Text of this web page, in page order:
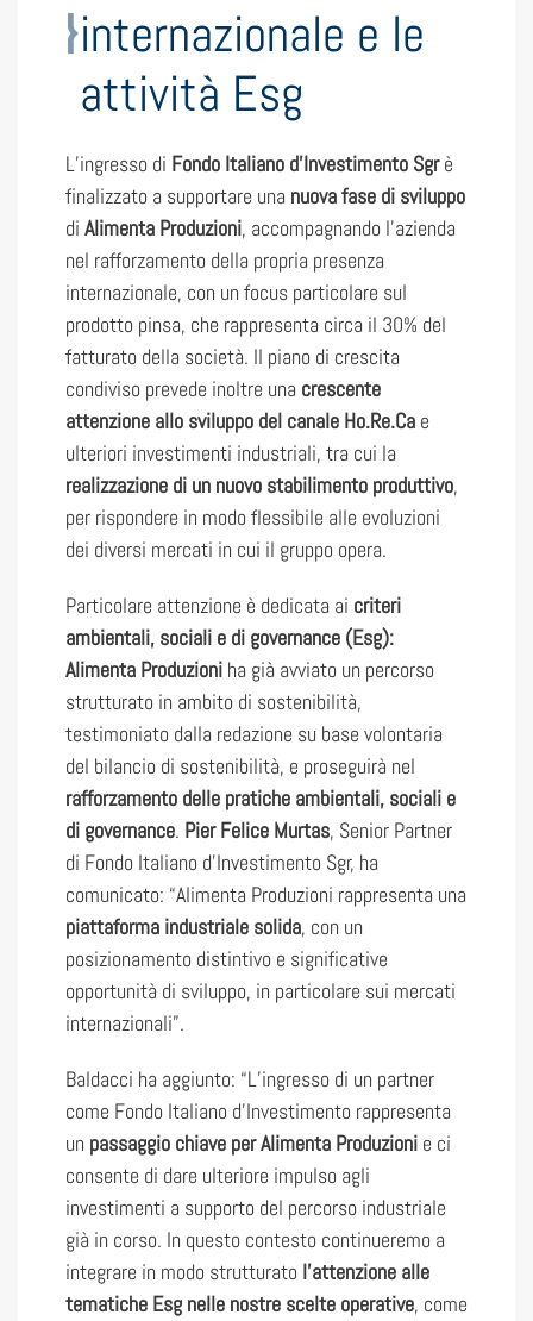
internazionale e le
attività Esg
L’ingresso di Fondo Italiano d’Investimento Sgrè
finalizzato a supportare una nuova fase di sviluppo
di Alimenta Produzioni, accompagnando l’azienda
nel rafforzamento della propria presenza
internazionale, con un focus particolare sul
prodotto pinsa, che rappresenta circa il 30% del
fatturato della società. Il piano di crescita
condiviso prevede inoltre una crescente
attenzione allo sviluppo del canale Ho.Re.Ca e
ulteriori investimenti industriali, tra cui la
realizzazione di un nuovo stabilimento produttivo,
per rispondere in modo flessibile alle evoluzioni
dei diversi mercati in cui il gruppo opera.
Particolare attenzione è dedicata ai criteri
ambientali, sociali e di governance (Esg):
Alimenta Produzioni ha già avviato un percorso
strutturato in ambito di sostenibilità,
testimoniato dalla redazione su base volontaria
del bilancio di sostenibilità, e proseguirà nel
rafforzamento delle pratiche ambientali, sociali e
di governance. Pier Felice Murtas, Senior Partner
di Fondo Italiano d’Investimento Sgr, ha
comunicato: “Alimenta Produzioni rappresenta una
piattaforma industriale solida, con un
posizionamento distintivo e significative
opportunità di sviluppo, in particolare sui mercati
internazionali”.
Baldacci ha aggiunto: “L’ingresso di un partner
come Fondo Italiano d’Investimento rappresenta
un passaggio chiave per Alimenta Produzioni e ci
consente di dare ulteriore impulso agli
investimenti a supporto del percorso industriale
già in corso. In questo contesto continueremo a
integrare in modo strutturato l’attenzione alle
tematiche Esg nelle nostre scelte operative, come